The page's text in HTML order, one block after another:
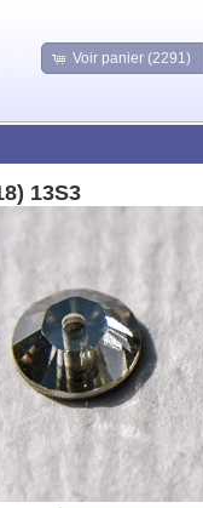
Voir panier (2291)
13S3